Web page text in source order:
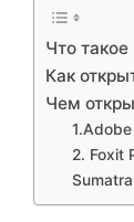
Что такое
Как
Чем
2. Foxit